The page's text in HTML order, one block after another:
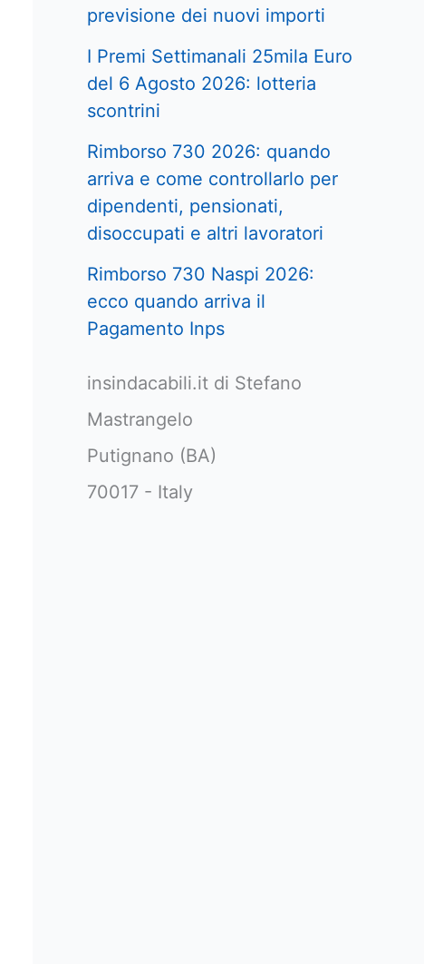
previsione dei nuovi importi
I Premi Settimanali 25mila Euro
del 6 Agosto 2026: lotteria
scontrini
Rimborso 730 2026: quando
arriva e come controllarlo per
dipendenti, pensionati,
disoccupati e altri lavoratori
Rimborso 730 Naspi 2026:
ecco quando arriva il
Pagamento Inps
insindacabili.it di Stefano
Mastrangelo
Putignano (BA)
70017 - Italy